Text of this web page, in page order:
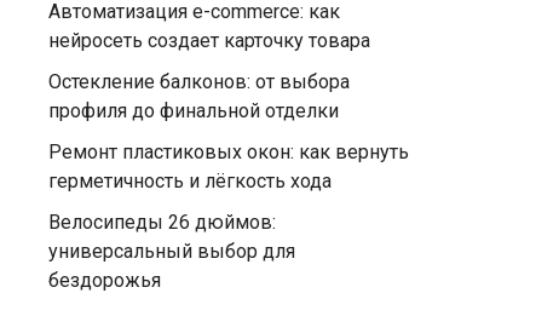
Автоматизация e-commerce: как
нейросеть создает карточку товара
Остекление балконов: от выбора
профиля до финальной отделки
Ремонт пластиковых окон: как вернуть
герметичность и лёгкость хода
Велосипеды 26 дюймов:
универсальный выбор для
бездорожья